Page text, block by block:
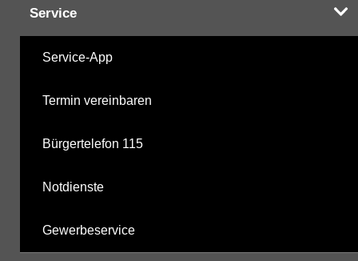
Service
Service-App
Termin vereinbaren
Bürgertelefon 115
Notdienste
Gewerbeservice